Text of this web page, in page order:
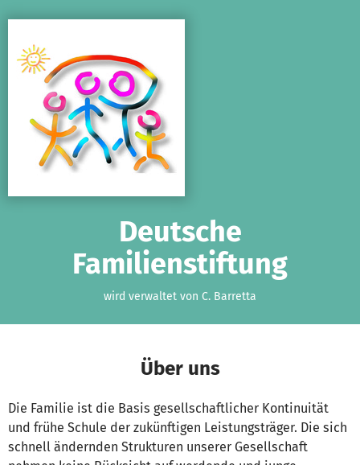
Deutsche
Familienstiftung
wird verwaltet von C. Barretta
Über uns
Die Familie ist die Basis gesellschaftlicher Kontinuität
und frühe Schule der zukünftigen Leistungsträger. Die sich
schnell ändernden Strukturen unserer Gesellschaft